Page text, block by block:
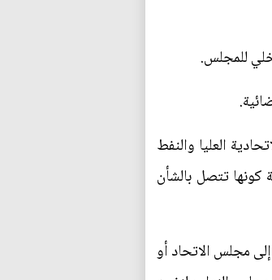
للمجلس.
العليا والنفط
كونها تتصل بالشأن
مجلس الاتحاد أو